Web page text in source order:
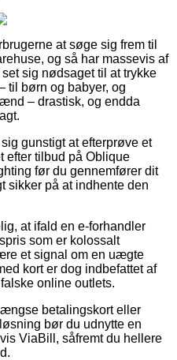
at søge sig frem til
og så har massevis af
sig nødsaget til at trykke
til børn og babyer, og
– drastisk, og endda
gunstigt at efterprøve et
efter tilbud på Oblique
før du gennemfører dit
sikker på at indhente den
at ifald en e-forhandler
som er kolossalt
et signal om en uægte
kort er dog indbefattet af
online outlets.
betalingskort eller
bør du udnytte en
ViaBill, såfremt du hellere